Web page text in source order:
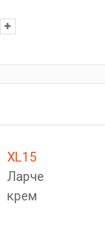
XL15
Ларче
крем